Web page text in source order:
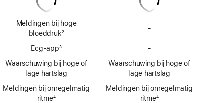
Meldingen bij hoge
bloeddruk2
Ecg‑app3
Waarschuwing bij hoge of
lage hartslag
Meldingen bij onregelmatig
ritme4
-
bloeddruk
-
app
Waarschuwing bij hoge of
lage hartslag
Meldingen bij onregelmatig
ritme4